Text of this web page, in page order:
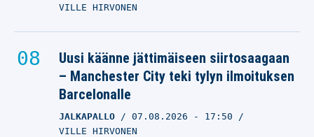
VILLE HIRVONEN
Uusi käänne jättimäiseen siirtosaagaan
– Manchester City teki tylyn ilmoituksen
Barcelonalle
JALKAPALLO 07.08.2026 - 17:50
VILLE HIRVONEN